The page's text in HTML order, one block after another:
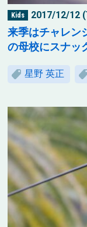
Kids 2017/12/12
来季はチャレ
の母校にスナッ
星野 英正